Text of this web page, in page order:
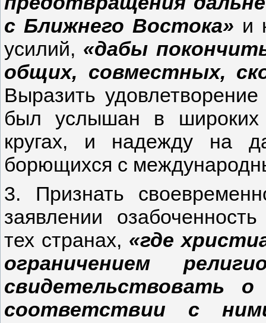
с Ближнего Востока» и
усилий, «дабы
общих, совместных,
Выразить
был услышан в широких
кругах, и надежду на
борющихся с
3. Признать
заявлении
тех странах, «где
ограничением
свидетельствовать
соответствии с